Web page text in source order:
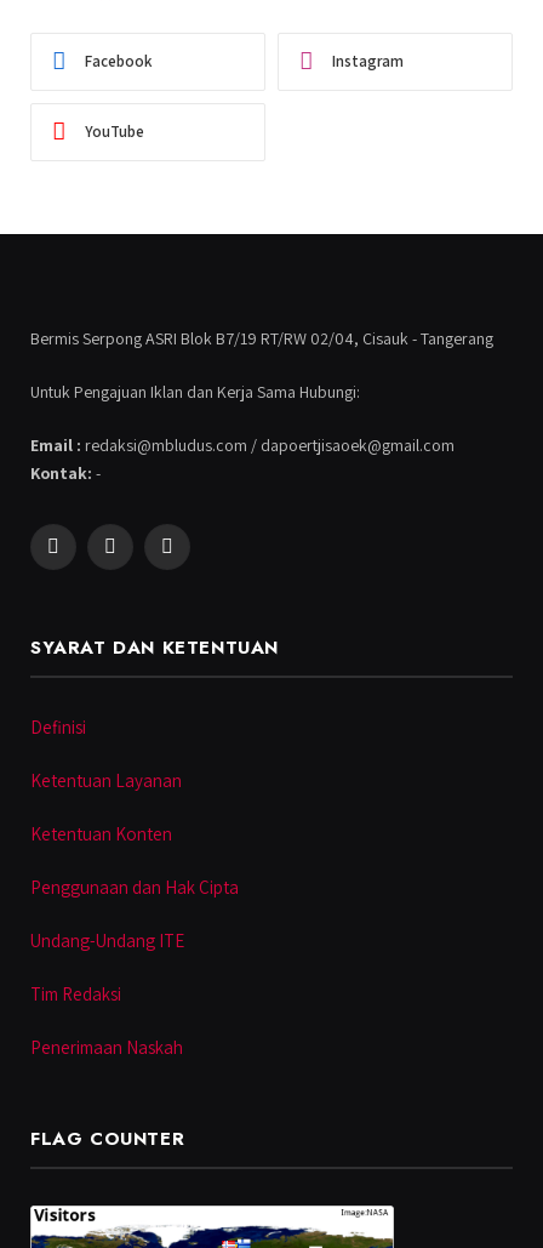
Facebook Instagram
YouTube
Bermis Serpong ASRI Blok B7/19 RT/RW 02/04, Cisauk - Tangerang
Untuk Pengajuan Iklan dan Kerja Sama Hubungi:
Email : redaksi@mbludus.com / dapoertjisaoek@gmail.com
Kontak: -
FacebookInstagramYouTube
SYARAT DAN KETENTUAN
Definisi
Ketentuan Layanan
Ketentuan Konten
Penggunaan dan Hak Cipta
Undang-Undang ITE
Tim Redaksi
Penerimaan Naskah
FLAG COUNTER